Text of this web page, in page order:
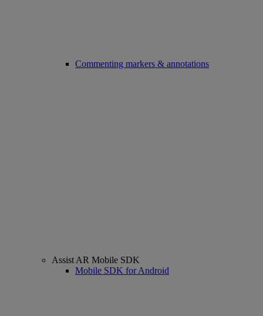
Commenting markers & annotations
Assist AR Mobile SDK
Mobile SDK for Android